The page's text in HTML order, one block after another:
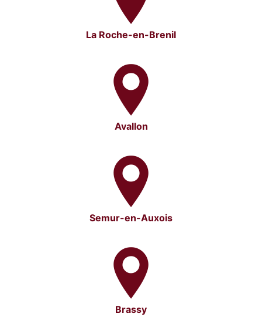
La Roche-en-Brenil
Avallon
Semur-en-Auxois
Brassy